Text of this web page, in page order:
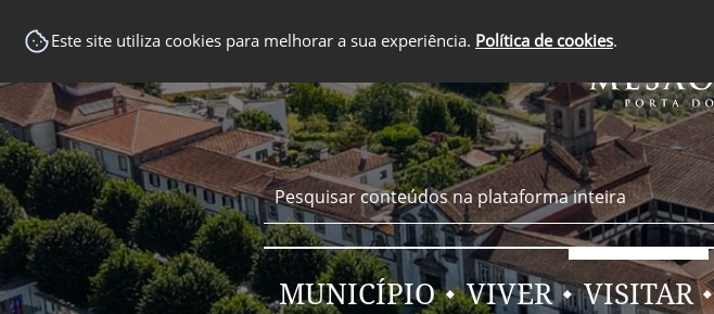
Este site utiliza cookies para melhorar a sua experiência. Política de cookies.
MUNICÍPIO VIVER VISITAR